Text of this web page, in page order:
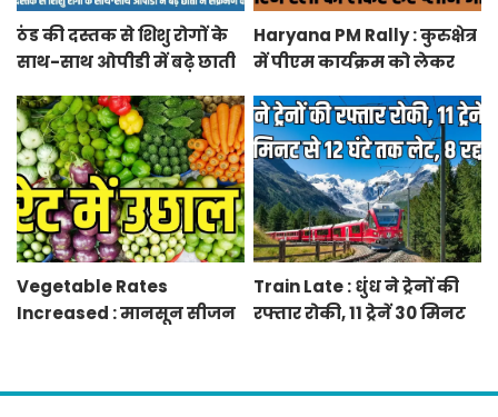
ठंड की दस्तक से शिशु रोगों के
साथ-साथ ओपीडी में बढ़े छाती
Haryana PM Rally : कुरुक्षेत्र
में पीएम कार्यक्रम को लेकर
Vegetable Rates
Increased : मानसून सीजन
Train Late : धुंध ने ट्रेनों की
रफ्तार रोकी, 11 ट्रेनें 30 मिनट